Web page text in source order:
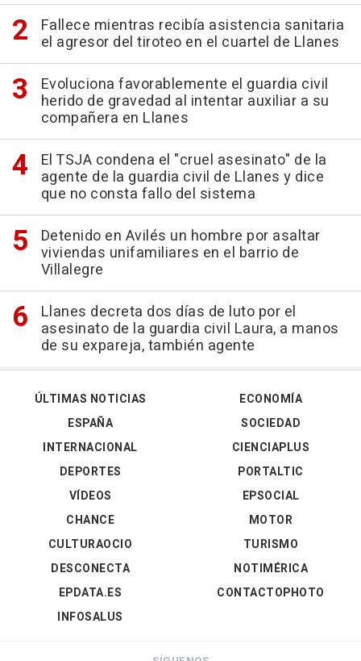
Fallece mientras recibía asistencia sanitaria
el agresor del tiroteo en el cuartel de Llanes
Evoluciona favorablemente el guardia civil
herido de gravedad al intentar auxiliar a su
compañera en Llanes
El TSJA condena el "cruel asesinato" de la
agente de la guardia civil de Llanes y dice
que no consta fallo del sistema
Detenido en Avilés un hombre por asaltar
viviendas unifamiliares en el barrio de
Villalegre
Llanes decreta dos días de luto por el
asesinato de la guardia civil Laura, a manos
de su expareja, también agente
ÚLTIMAS NOTICIAS
ESPAÑA
INTERNACIONAL
DEPORTES
VÍDEOS
ECONOMÍA
SOCIEDAD
CIENCIAPLUS
PORTALTIC
EPSOCIAL
CHANCE
CULTURAOCIO
DESCONECTA
EPDATA.ES
INFOSALUS
MOTOR
TURISMO
NOTIMÉRICA
CONTACTOPHOTO